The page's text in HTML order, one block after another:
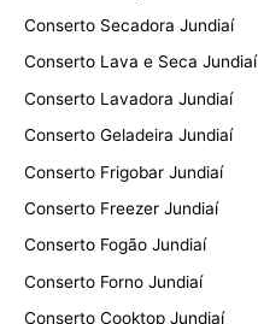
Conserto Secadora Jundiaí
Conserto Lava e Seca Jundiaí
Conserto Lavadora Jundiaí
Conserto Geladeira Jundiaí
Conserto Frigobar Jundiaí
Conserto Freezer Jundiaí
Conserto Fogão Jundiaí
Conserto Forno Jundiaí
Conserto Cooktop Jundiaí